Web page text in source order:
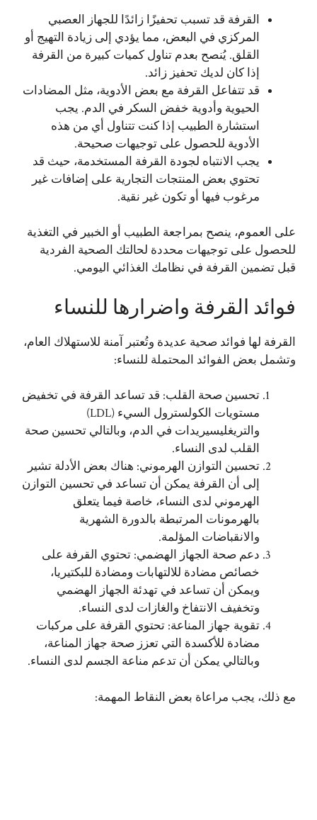
القرفة قد تسبب تحفيزًا زائدًا للجهاز العصبي
المركزي في البعض، مما يؤدي إلى زيادة التهيج أو
القلق. يُنصح بعدم تناول كميات كبيرة من القرفة
إذا كان لديك تحفيز زائد.
قد تتفاعل القرفة مع بعض الأدوية، مثل المضادات
الحيوية وأدوية خفض السكر في الدم. يجب
استشارة الطبيب إذا كنت تتناول أي من هذه
الأدوية للحصول على توجيهات صحيحة.
يجب الانتباه لجودة القرفة المستخدمة، حيث قد
تحتوي بعض المنتجات التجارية على إضافات غير
مرغوب فيها أو تكون غير نقية.
على العموم، ينصح بمراجعة الطبيب أو الخبير في التغذية
للحصول على توجيهات محددة لحالتك الصحية الفردية
قبل تضمين القرفة في نظامك الغذائي اليومي.
فوائد القرفة واضرارها للنساء
القرفة لها فوائد صحية عديدة وتُعتبر آمنة للاستهلاك العام،
وتشمل بعض الفوائد المحتملة للنساء:
تحسين صحة القلب: قد تساعد القرفة في تخفيض
مستويات الكولسترول السيء (LDL)
والتريغليسيريدات في الدم، وبالتالي تحسين صحة
القلب لدى النساء.
تحسين التوازن الهرموني: هناك بعض الأدلة تشير
إلى أن القرفة يمكن أن تساعد في تحسين التوازن
الهرموني لدى النساء، خاصة فيما يتعلق
بالهرمونات المرتبطة بالدورة الشهرية
والانقباضات المؤلمة.
دعم صحة الجهاز الهضمي: تحتوي القرفة على
خصائص مضادة للالتهابات ومضادة للبكتيريا،
ويمكن أن تساعد في تهدئة الجهاز الهضمي
وتخفيف الانتفاخ والغازات لدى النساء.
تقوية جهاز المناعة: تحتوي القرفة على مركبات
مضادة للأكسدة التي تعزز صحة جهاز المناعة،
وبالتالي يمكن أن تدعم مناعة الجسم لدى النساء.
مع ذلك، يجب مراعاة بعض النقاط المهمة: